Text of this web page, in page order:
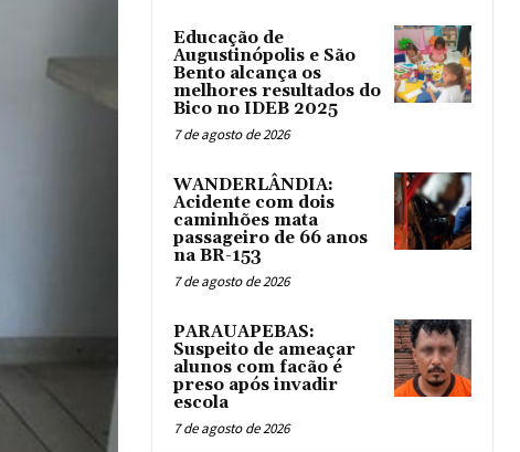
Educação de
Augustinópolis e São
Bento alcança os
melhores resultados do
Bico no IDEB 2025
7 de agosto de 2026
WANDERLÂNDIA:
Acidente com dois
caminhões mata
passageiro de 66 anos
na BR-153
7 de agosto de 2026
PARAUAPEBAS:
Suspeito de ameaçar
alunos com facão é
preso após invadir
escola
7 de agosto de 2026